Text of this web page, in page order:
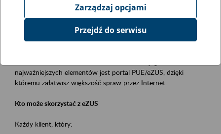
Opis wydarzenia
Platforma Usług Elektronicznych ZUS eZUS
najważniejszych elementów jest portal PUE/eZUS, dzięki
któremu załatwisz większość spraw przez Internet.
Kto może skorzystać z eZUS
Każdy klient, który:
Zarządzaj opcjami
Przejdź do serwisu